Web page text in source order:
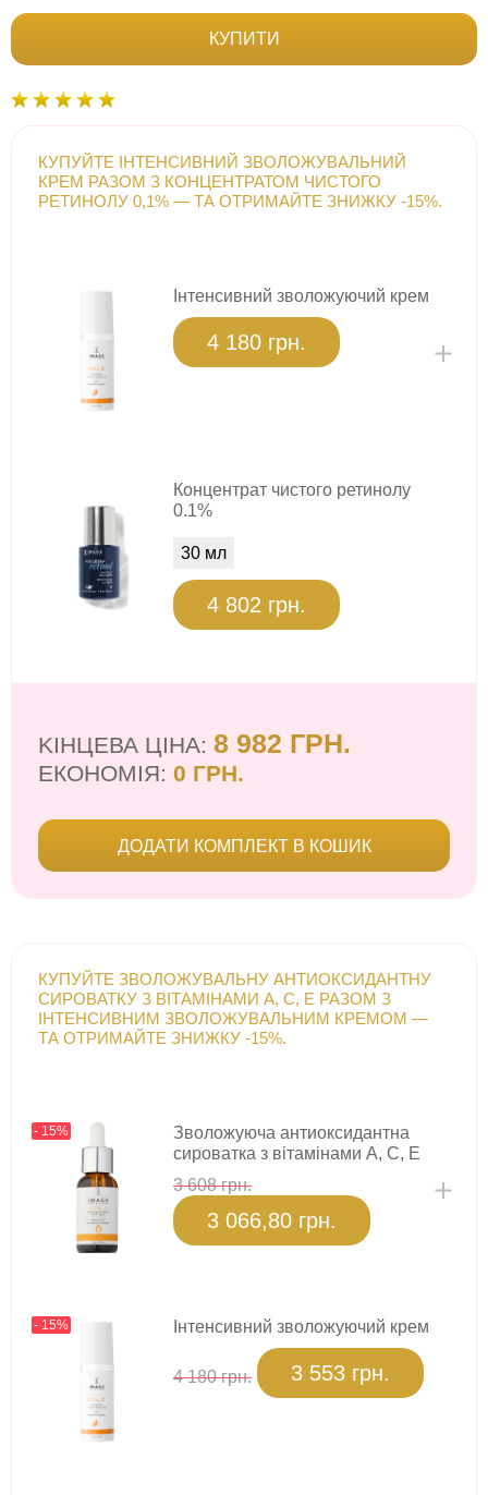
КУПИТИ
КУПУЙТЕ ІНТЕНСИВНИЙ ЗВОЛОЖУВАЛЬНИЙ
КРЕМ РАЗОМ З КОНЦЕНТРАТОМ ЧИСТОГО
РЕТИНОЛУ 0,1% — ТА ОТРИМАЙТЕ ЗНИЖКУ -15%.
Інтенсивний зволожуючий крем
4 180 грн.
Концентрат чистого ретинолу
0.1%
30 мл
4 802 грн.
KІНЦЕВА ЦІНА: 8 982 ГРН.
ЕКОНОМІЯ: 0 ГРН.
ДОДАТИ КОМПЛЕКТ В КОШИК
КУПУЙТЕ ЗВОЛОЖУВАЛЬНУ АНТИОКСИДАНТНУ
СИРОВАТКУ З ВІТАМІНАМИ A, C, E РАЗОМ З
ІНТЕНСИВНИМ ЗВОЛОЖУВАЛЬНИМ КРЕМОМ —
ТА ОТРИМАЙТЕ ЗНИЖКУ -15%.
- 15%
Зволожуюча антиоксидантна
сироватка з вітамінами A, C, E
3 608 грн.
3 066,80 грн.
- 15% Інтенсивний зволожуючий крем
4 180 грн. 3 553 грн.